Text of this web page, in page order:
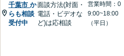
千葉市 か
らも相談
受付中
面談方法(対面・
電話・ビデオな
ど)は応相談
営業時間：0
9:00~18:00
（平日）